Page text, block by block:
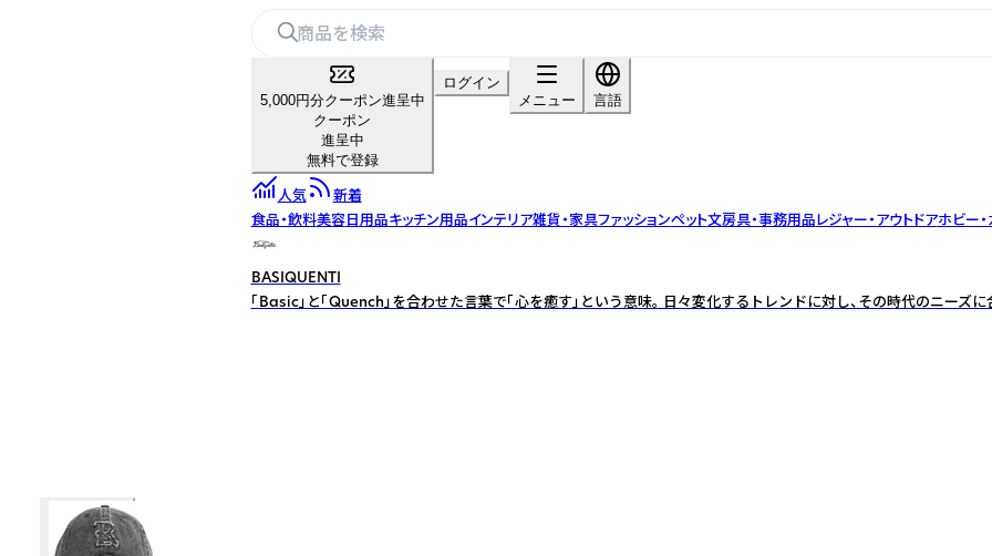
5,000円分クーポン進呈中
クーポン
進呈中
無料で登録
ログイン
メニュー
言語
人気
新着
食品・飲料美容日用品キッチン用品インテリア雑貨・家具ファッションペット文房具・事務用品レジャー・アウトドアホビー・
BASIQUENTI
「Basic」と「Quench」を合わせた言葉で「心を癒す」という意味。 日々変化するトレンドに対し、その時代のニーズ